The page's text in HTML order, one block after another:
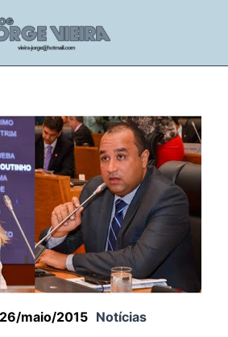
26/maio/2015 Notícias